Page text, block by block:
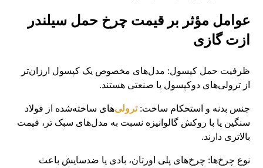
عوامل مؤثر بر قیمت چرخ حمل سیلندر
ازت گازی
ظرفیت حمل کپسول: مدل‌های مخصوص یک کپسول ارزان‌تر
از ترولی‌های دوکپسول یا صنعتی هستند.
جنس بدنه و استحکام ساخت: ترولی‌های ساخته‌شده از فولاد
سنگین یا با روکش گالوانیزه نسبت به مدل‌های سبک‌ تر، قیمت
بالاتری دارند.
نوع چرخ‌ها: چرخ‌های پلی ‌اورتان، بادی یا ضدسایش باعث